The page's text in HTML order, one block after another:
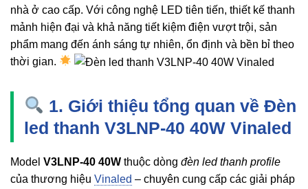
nhà ở cao cấp. Với công nghệ LED tiên tiến, thiết kế thanh
mảnh hiện đại và khả năng tiết kiệm điện vượt trội, sản
phẩm mang đến ánh sáng tự nhiên, ổn định và bền bỉ theo
thời gian.
1. Giới thiệu tổng quan về Đèn
led thanh V3LNP-40 40W Vinaled
Model V3LNP-40 40W thuộc dòng đèn led thanh profile
của thương hiệu Vinaled – chuyên cung cấp các giải pháp